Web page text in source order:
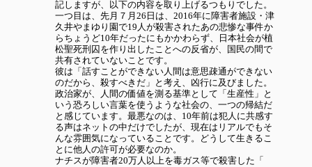
記しますが、以下の内容を取り上げるつもりでした。
一つ目は、先月７月26日は、2016年に障害者施設・津
久井やまゆり園で19人が殺害されたあの悲惨な事件か
らちょうど10年だったにもかかわらず、日本社会が植
松聖死刑囚を作り出したことへの反省が、国民の間で
共有されていないことです。
彼は「話すことができない人間は意思疎通ができない
のだから、殺すべきだ」と考え、凶行に及びました。
政治家が、人間の価値を測る基準として「生産性」と
いう恐ろしい言葉を使うような社会の、一つの帰結だ
と感じています。最悪なのは、10年前は犯人に共感す
る声はネットの中だけでしたが、現在はリアルでもそ
んな雰囲気になっていることです。どうして生きるこ
とに他人の許可が必要なのか。
ナチスが障害者20万人以上を毒ガス等で殺害した「